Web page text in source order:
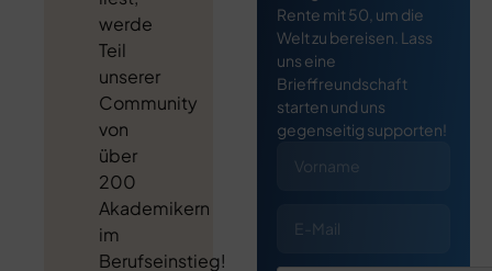
werde
Teil
unserer
Community
von
über
200
Akademikern
im
Berufseinstieg!
Rente mit 50, um die
Welt zu bereisen. Lass
uns eine
Brieffreundschaft
starten und uns
gegenseitig supporten!